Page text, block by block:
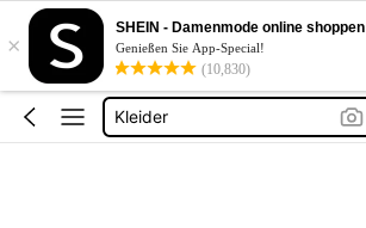
×
SHEIN - Damenmode online shoppen
Genießen Sie App-Special!
(10,830)
Sommerkleider Für Damen
Bikini
Kleider
Sommer Kleider